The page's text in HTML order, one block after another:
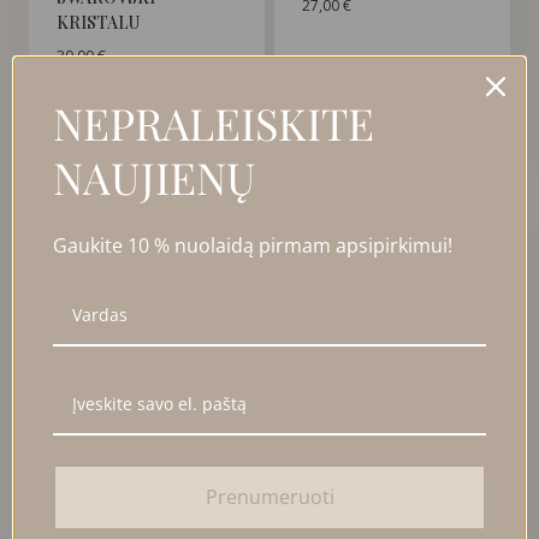
KRISTALU
30,00€
Į KREPŠELĮ
27,00€
DAUGIAU
PARDUOTA
NEPRALEISKITE
NAUJIENŲ
Gaukite 10 % nuolaidą pirmam apsipirkimui!
Prenumeruoti